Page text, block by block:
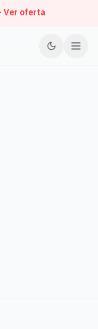
Ver oferta